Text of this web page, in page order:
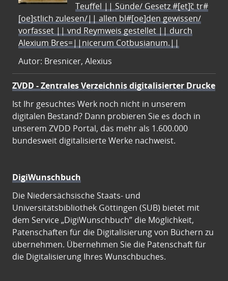
Teuffel || Sünde/ Gesetz #[et]c̃ tr#
[oe]stlich zulesen/|| allen bl#[oe]den gewissen/
vorfasset || vnd Reymweis gestellet || durch
Alexium Bres=||nicerum Cotbusianum.||
Autor: Bresnicer, Alexius
ZVDD - Zentrales Verzeichnis digitalisierter Drucke
Ist Ihr gesuchtes Werk noch nicht in unserem
digitalen Bestand? Dann probieren Sie es doch in
unserem ZVDD Portal, das mehr als 1.600.000
bundesweit digitalisierte Werke nachweist.
DigiWunschbuch
Die Niedersächsische Staats- und
Universitätsbibliothek Göttingen (SUB) bietet mit
dem Service „DigiWunschbuch” die Möglichkeit,
Patenschaften für die Digitalisierung von Büchern zu
übernehmen. Übernehmen Sie die Patenschaft für
die Digitalisierung Ihres Wunschbuches.